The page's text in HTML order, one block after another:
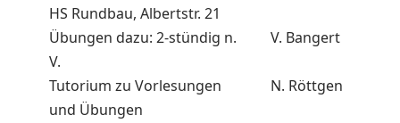
HS Rundbau, Albertstr. 21
Übungen dazu: 2-stündig n.
V.
V. Bangert
Tutorium zu Vorlesungen
und Übungen
N. Röttgen